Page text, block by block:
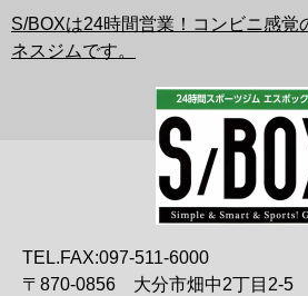
S/BOXは24時間営業！コンビニ感覚
ネスジムです。
TEL.FAX:097-511-6000
〒870-0856 大分市畑中2丁目2-5